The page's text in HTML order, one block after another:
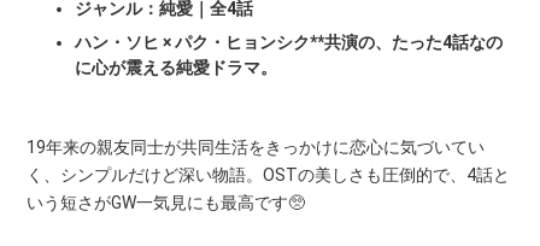
ジャンル：純愛｜全4話
ハン・ソヒ × パク・ヒョンシク**共演の、たった4話なの
に心が震える純愛ドラマ。
19年来の親友同士が共同生活をきっかけに恋心に気づいてい
く、シンプルだけど深い物語。OSTの美しさも圧倒的で、4話と
いう短さがGW一気見にも最高です🥺